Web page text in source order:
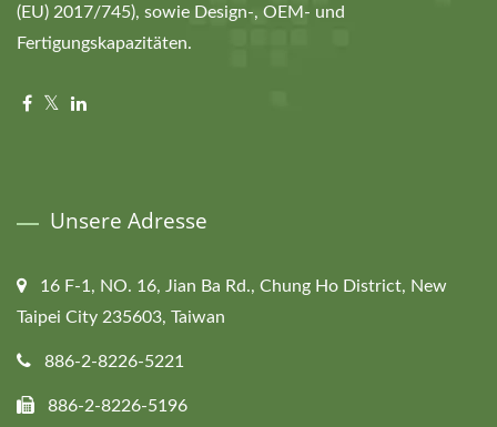
(EU) 2017/745), sowie Design-, OEM- und
Fertigungskapazitäten.
Unsere Adresse
16 F-1, NO. 16, Jian Ba Rd., Chung Ho District, New
Taipei City 235603, Taiwan
886-2-8226-5221
886-2-8226-5196